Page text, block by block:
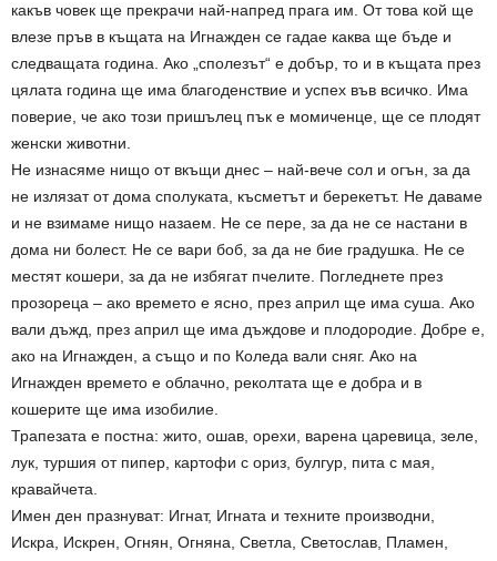
какъв човек ще прекрачи най-напред прага им. От това кой ще
влезе пръв в къщата на Игнажден се гадае каква ще бъде и
следващата година. Ако „сполезът“ е добър, то и в къщата през
цялата година ще има благоденствие и успех във всичко. Има
поверие, че ако този пришълец пък е момиченце, ще се плодят
женски животни.
Не изнасяме нищо от вкъщи днес – най-вече сол и огън, за да
не излязат от дома сполуката, късметът и берекетът. Не даваме
и не взимаме нищо назаем. Не се пере, за да не се настани в
дома ни болест. Не се вари боб, за да не бие градушка. Не се
местят кошери, за да не избягат пчелите. Погледнете през
прозореца – ако времето е ясно, през април ще има суша. Ако
вали дъжд, през април ще има дъждове и плодородие. Добре е,
ако на Игнажден, а също и по Коледа вали сняг. Ако на
Игнажден времето е облачно, реколтата ще е добра и в
кошерите ще има изобилие.
Трапезата е постна: жито, ошав, орехи, варена царевица, зеле,
лук, туршия от пипер, картофи с ориз, булгур, пита с мая,
кравайчета.
Имен ден празнуват: Игнат, Игната и техните производни,
Искра, Искрен, Огнян, Огняна, Светла, Светослав, Пламен,